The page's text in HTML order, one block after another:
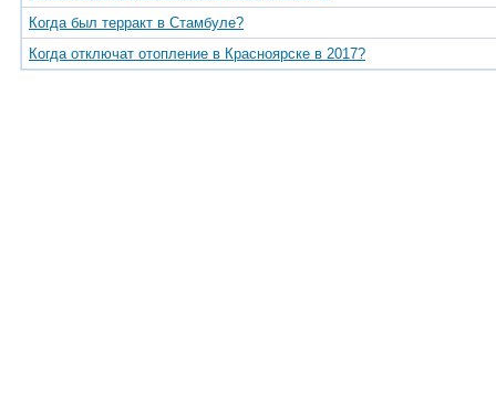
Когда был терракт в Стамбуле?
Когда отключат отопление в Красноярске в 2017?